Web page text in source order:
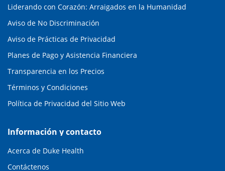
Liderando con Corazón: Arraigados en la Humanidad
Aviso de No Discriminación
Aviso de Prácticas de Privacidad
Planes de Pago y Asistencia Financiera
Transparencia en los Precios
Términos y Condiciones
Política de Privacidad del Sitio Web
Información y contacto
Acerca de Duke Health
Contáctenos